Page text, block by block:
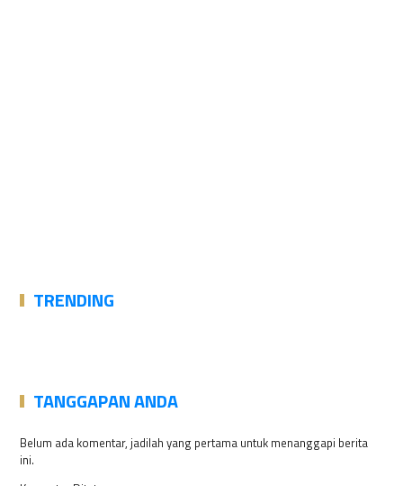
TRENDING
TANGGAPAN ANDA
Belum ada komentar, jadilah yang pertama untuk menanggapi berita
ini.